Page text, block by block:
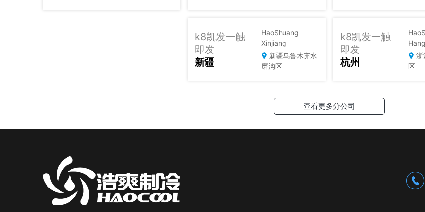
k8凯发一触
即发
新疆
HaoShuang
Xinjiang
新疆乌鲁木齐水
磨沟区
k8凯发一触
即发
杭州
浙
区
查看更多分公司